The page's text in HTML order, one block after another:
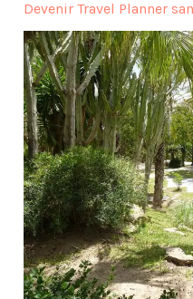
Devenir Travel Planner